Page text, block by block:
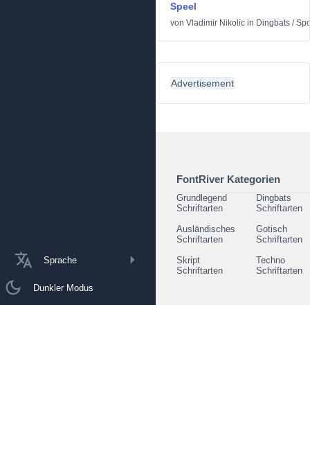
Sprache
Dunkler Modus
Speel
von Vladimir Nikolic in Dingbats /
Advertisement
FontRiver Kategorien
Grundlegend
Schriftarten
Dingbats
Schriftarten
Ausländisches
Schriftarten
Gotisch
Schriftarten
Skript
Schriftarten
Techno
Schriftarten